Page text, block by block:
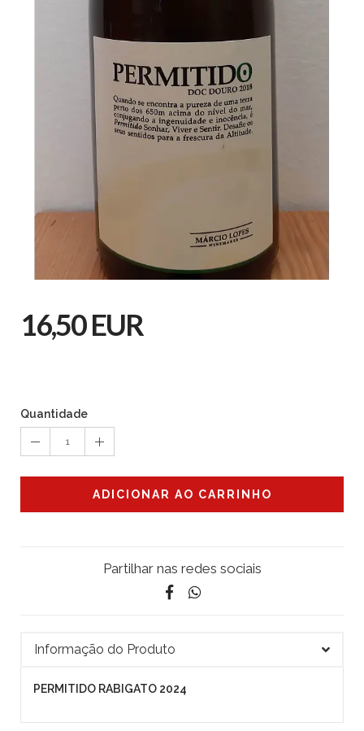
16,50 EUR
Quantidade
1
ADICIONAR AO CARRINHO
Partilhar nas redes sociais
Informação do Produto
PERMITIDO RABIGATO 2024